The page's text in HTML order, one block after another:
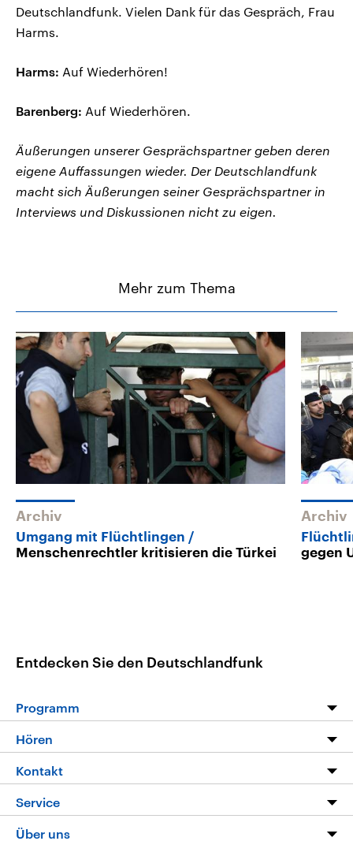
Deutschlandfunk. Vielen Dank für das Gespräch, Frau
Harms.
Harms: Auf Wiederhören!
Barenberg: Auf Wiederhören.
Äußerungen unserer Gesprächspartner geben deren
eigene Auffassungen wieder. Der Deutschlandfunk
macht sich Äußerungen seiner Gesprächspartner in
Interviews und Diskussionen nicht zu eigen.
Mehr zum Thema
Archiv
Umgang mit Flüchtlingen
Menschenrechtler kritisieren die Türkei
Archiv
gegen
Entdecken Sie den Deutschlandfunk
Programm
Programm
Die Nachrichten
Nachrichtenleicht
Neue Beiträge auf dlf.de
Hören
Livestream
Podcasts
Kontakt
Hörerservice
Service
FAQ
Über uns